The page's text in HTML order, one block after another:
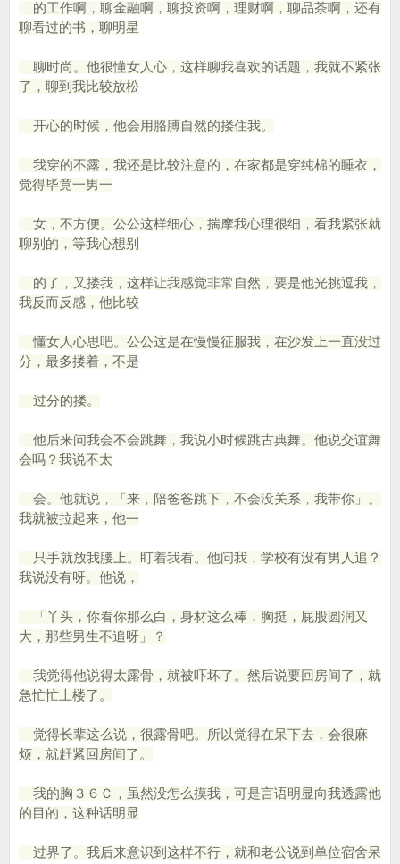
的工作啊，聊金融啊，聊投资啊，理财啊，聊品茶啊，还有
聊看过的书，聊明星
聊时尚。他很懂女人心，这样聊我喜欢的话题，我就不紧张
了，聊到我比较放松
开心的时候，他会用胳膊自然的搂住我。
我穿的不露，我还是比较注意的，在家都是穿纯棉的睡衣，
觉得毕竟一男一
女，不方便。公公这样细心，揣摩我心理很细，看我紧张就
聊别的，等我心想别
的了，又搂我，这样让我感觉非常自然，要是他光挑逗我，
我反而反感，他比较
懂女人心思吧。公公这是在慢慢征服我，在沙发上一直没过
分，最多搂着，不是
过分的搂。
他后来问我会不会跳舞，我说小时候跳古典舞。他说交谊舞
会吗？我说不太
会。他就说，「来，陪爸爸跳下，不会没关系，我带你」。
我就被拉起来，他一
只手就放我腰上。盯着我看。他问我，学校有没有男人追？
我说没有呀。他说，
「丫头，你看你那么白，身材这么棒，胸挺，屁股圆润又
大，那些男生不追呀」？
我觉得他说得太露骨，就被吓坏了。然后说要回房间了，就
急忙忙上楼了。
觉得长辈这么说，很露骨吧。所以觉得在呆下去，会很麻
烦，就赶紧回房间了。
我的胸３６Ｃ，虽然没怎么摸我，可是言语明显向我透露他
的目的，这种话明显
过界了。我后来意识到这样不行，就和老公说到单位宿舍呆